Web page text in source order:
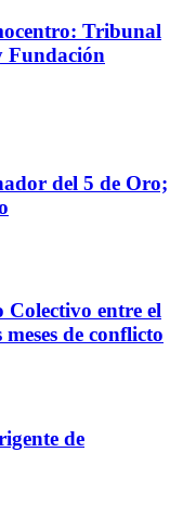
Tribunal
Fundación
del 5 de Oro;
Colectivo entre el
de conflicto
de